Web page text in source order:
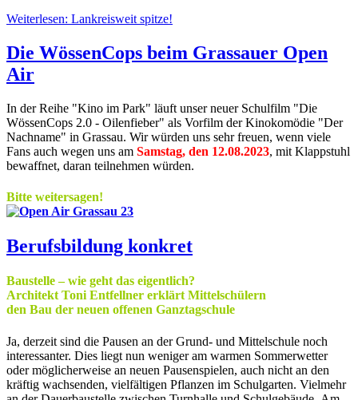
Weiterlesen: Lankreisweit spitze!
Die WössenCops beim Grassauer Open
Air
In der Reihe "Kino im Park" läuft unser neuer Schulfilm "Die
WössenCops 2.0 - Oilenfieber" als Vorfilm der Kinokomödie "Der
Nachname" in Grassau. Wir würden uns sehr freuen, wenn viele
Fans auch wegen uns am Samstag, den 12.08.2023, mit Klappstuhl
bewaffnet, daran teilnehmen würden.
Bitte weitersagen!
Berufsbildung konkret
Baustelle – wie geht das eigentlich?
Architekt Toni Entfellner erklärt Mittelschülern
den Bau der neuen offenen Ganztagschule
Ja, derzeit sind die Pausen an der Grund- und Mittelschule noch
interessanter. Dies liegt nun weniger am warmen Sommerwetter
oder möglicherweise an neuen Pausenspielen, auch nicht an den
kräftig wachsenden, vielfältigen Pflanzen im Schulgarten. Vielmehr